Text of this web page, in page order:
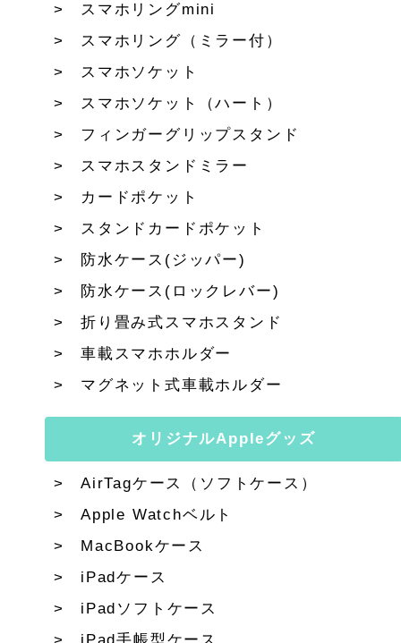
スマホリングmini
スマホリング（ミラー付）
スマホソケット
スマホソケット（ハート）
フィンガーグリップスタンド
スマホスタンドミラー
カードポケット
スタンドカードポケット
防水ケース(ジッパー)
防水ケース(ロックレバー)
折り畳み式スマホスタンド
車載スマホホルダー
マグネット式車載ホルダー
オリジナルAppleグッズ
AirTagケース（ソフトケース）
Apple Watchベルト
MacBookケース
iPadケース
iPadソフトケース